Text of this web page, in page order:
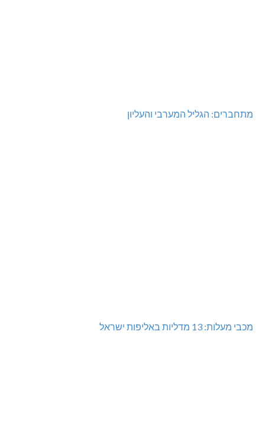
מתחברים: הגליל המערבי והעליון
מכבי מעלות: 13 מדליות באליפות ישראל